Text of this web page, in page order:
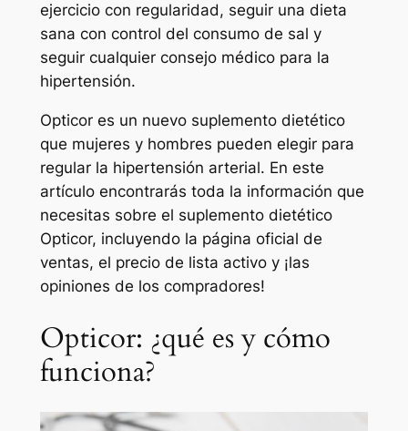
ejercicio con regularidad, seguir una dieta
sana con control del consumo de sal y
seguir cualquier consejo médico para la
hipertensión.
Opticor es un nuevo suplemento dietético
que mujeres y hombres pueden elegir para
regular la hipertensión arterial. En este
artículo encontrarás toda la información que
necesitas sobre el suplemento dietético
Opticor, incluyendo la página oficial de
ventas, el precio de lista activo y ¡las
opiniones de los compradores!
Opticor: ¿qué es y cómo
funciona?